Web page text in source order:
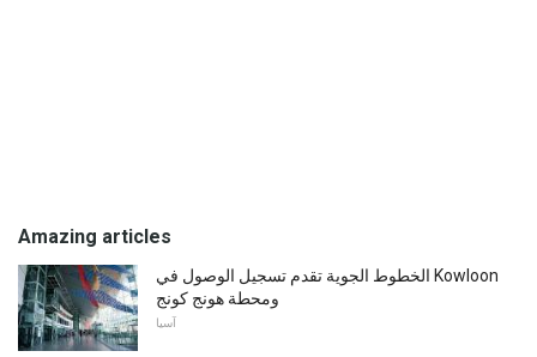
Amazing articles
الخطوط الجوية تقدم تسجيل الوصول في Kowloon
ومحطة هونج كونج
آسيا